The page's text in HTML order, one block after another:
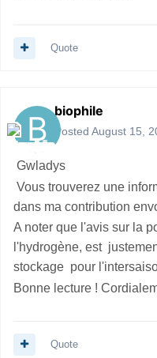
Quote
biophile
Posted August 15,
Gwladys
Vous trouverez une
dans ma contribution
A noter que l'avis sur la
l'hydrogène, est
stockage pour
Bonne lecture !
Quote